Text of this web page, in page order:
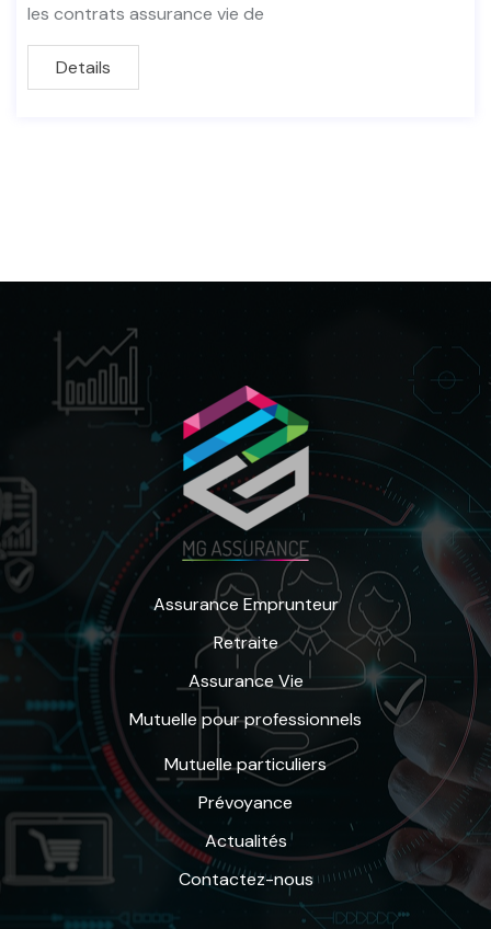
les contrats assurance vie de
Details
Assurance Emprunteur
Retraite
Assurance Vie
Mutuelle pour professionnels
Mutuelle particuliers
Prévoyance
Actualités
Contactez-nous